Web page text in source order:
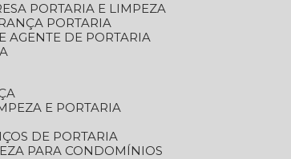
PORTARIA E LIMPEZA
PORTARIA
AGENTE DE PORTARIA
E PORTARIA
DE PORTARIA
PARA CONDOMÍNIOS